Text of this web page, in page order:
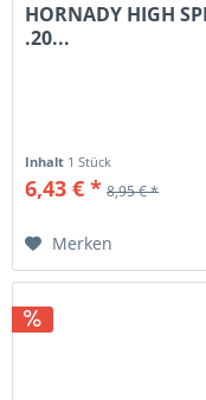
HORNADY HIGH
.20...
Inhalt 1 Stück
6,43 € * 8,95 € *
Merken